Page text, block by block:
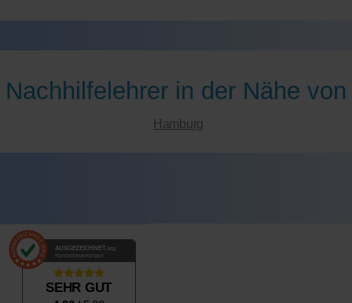
Nachhilfelehrer in der Nähe von
Hamburg
AUSGEZEICHNET .org
Kundenbewertungen
SEHR GUT